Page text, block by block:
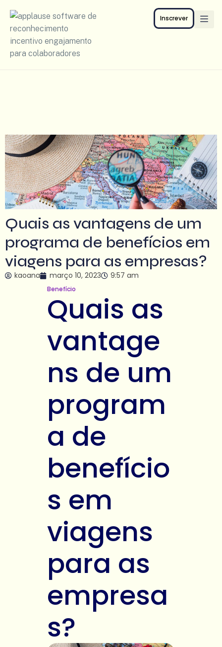
Inscrever
Quais as vantagens de um
programa de benefícios em
viagens para as empresas?
kaoana março 10, 2023 9:57 am
Benefício
Quais as
vantage
ns de um
program
a de
benefício
s em
viagens
para as
empresa
s?